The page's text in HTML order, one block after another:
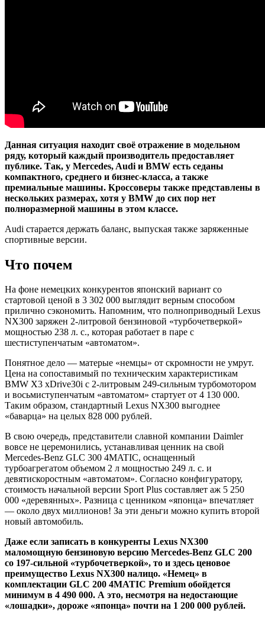
Данная ситуация находит своё отражение в модельном
ряду, который каждый производитель предоставляет
публике. Так, у Mercedes, Audi и BMW есть седаны
компактного, среднего и бизнес-класса, а также
премиальные машины. Кроссоверы также представлены в
нескольких размерах, хотя у BMW до сих пор нет
полноразмерной машины в этом классе.
Audi старается держать баланс, выпуская также заряженные
спортивные версии.
Что почем
На фоне немецких конкурентов японский вариант со
стартовой ценой в 3 302 000 выглядит верным способом
прилично сэкономить. Напомним, что полноприводный Lexus
NX300 заряжен 2-литровой бензиновой «турбочетверкой»
мощностью 238 л. с., которая работает в паре с
шестиступенчатым «автоматом».
Понятное дело — матерые «немцы» от скромности не умрут.
Цена на сопоставимый по техническим характеристикам
BMW X3 xDrive30i с 2-литровым 249-сильным турбомотором
и восьмиступенчатым «автоматом» стартует от 4 130 000.
Таким образом, стандартный Lexus NX300 выгоднее
«баварца» на целых 828 000 рублей.
В свою очередь, представители славной компании Daimler
вовсе не церемонились, устанавливая ценник на свой
Mercedes-Benz GLC 300 4MATIC, оснащенный
турбоагрегатом объемом 2 л мощностью 249 л. с. и
девятискоростным «автоматом». Согласно конфигуратору,
стоимость начальной версии Sport Plus составляет аж 5 250
000 «деревянных». Разница с ценником «японца» впечатляет
— около двух миллионов! За эти деньги можно купить второй
новый автомобиль.
Даже если записать в конкуренты Lexus NX300
маломощную бензиновую версию Mercedes-Benz GLC 200
со 197-сильной «турбочетверкой», то и здесь ценовое
преимущество Lexus NX300 налицо. «Немец» в
комплектации GLC 200 4MATIC Premium обойдется
минимум в 4 490 000. А это, несмотря на недостающие
«лошадки», дороже «японца» почти на 1 200 000 рублей.